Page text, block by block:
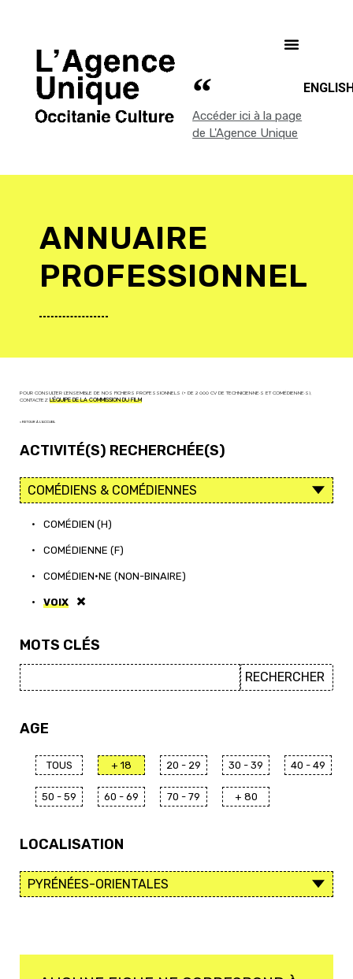
Accéder ici à la page
de L'Agence Unique
ANNUAIRE
PROFESSIONNEL
POUR CONSULTER L'ENSEMBLE DE NOS FICHIERS PROFESSIONNELS (+ DE 2 000 CV DE TECHNICIEN·NE·S ET COMÉDIEN·NE·S),
CONTACTEZ L'ÉQUIPE DE LA COMMISSION DU FILM
< RETOUR À L'ACCUEIL
ACTIVITÉ(S) RECHERCHÉE(S)
• COMÉDIEN (H)
• COMÉDIENNE (F)
• COMÉDIEN·NE (NON-BINAIRE)
• VOIX
MOTS CLÉS
AGE
TOUS + 18 20 - 29 30 - 39 40 - 49
50 - 59 60 - 69 70 - 79 + 80
LOCALISATION